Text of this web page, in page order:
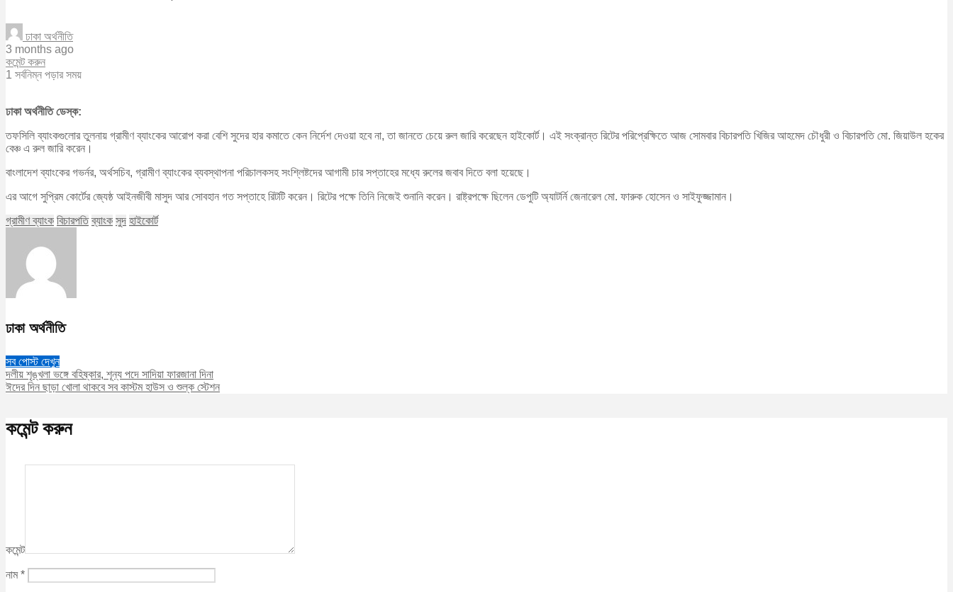
ঢাকা অর্থনীতি
3 months ago
কমেন্ট করুন
1 সর্বনিম্ন পড়ার সময়
ঢাকা অর্থনীতি ডেস্ক:
তফসিলি ব্যাংকগুলোর তুলনায় গ্রামীণ ব্যাংকের আরোপ করা বেশি সুদের হার কমাতে কেন নির্দেশ দেওয়া হবে না, তা জানতে চেয়ে রুল জারি করেছেন হাইকোর্ট। এই সংক্রান্ত রিটের পরিপ্রেক্ষিতে আজ সোমবার বিচারপতি খিজির আহমেদ চৌধুরী ও বিচারপতি মো. জিয়াউল হকের
বেঞ্চ এ রুল জারি করেন।
বাংলাদেশ ব্যাংকের গভর্নর, অর্থসচিব, গ্রামীণ ব্যাংকের ব্যবস্থাপনা পরিচালকসহ সংশ্লিষ্টদের আগামী চার সপ্তাহের মধ্যে রুলের জবাব দিতে বলা হয়েছে।
এর আগে সুপ্রিম কোর্টের জ্যেষ্ঠ আইনজীবী মাসুদ আর সোবহান গত সপ্তাহে রিটটি করেন। রিটের পক্ষে তিনি নিজেই শুনানি করেন। রাষ্ট্রপক্ষে ছিলেন ডেপুটি অ্যাটর্নি জেনারেল মো. ফারুক হোসেন ও সাইফুজ্জামান।
গ্রামীণ ব্যাংক বিচারপতি ব্যাংক সুদ হাইকোর্ট
ঢাকা অর্থনীতি
সব পোস্ট দেখুন
দলীয় শৃঙ্খলা ভঙ্গে বহিষ্কার, শূন্য পদে সাদিয়া ফারজানা দিনা
ঈদের দিন ছাড়া খোলা থাকবে সব কাস্টম হাউস ও শুল্ক স্টেশন
কমেন্ট করুন
কমেন্ট
নাম*